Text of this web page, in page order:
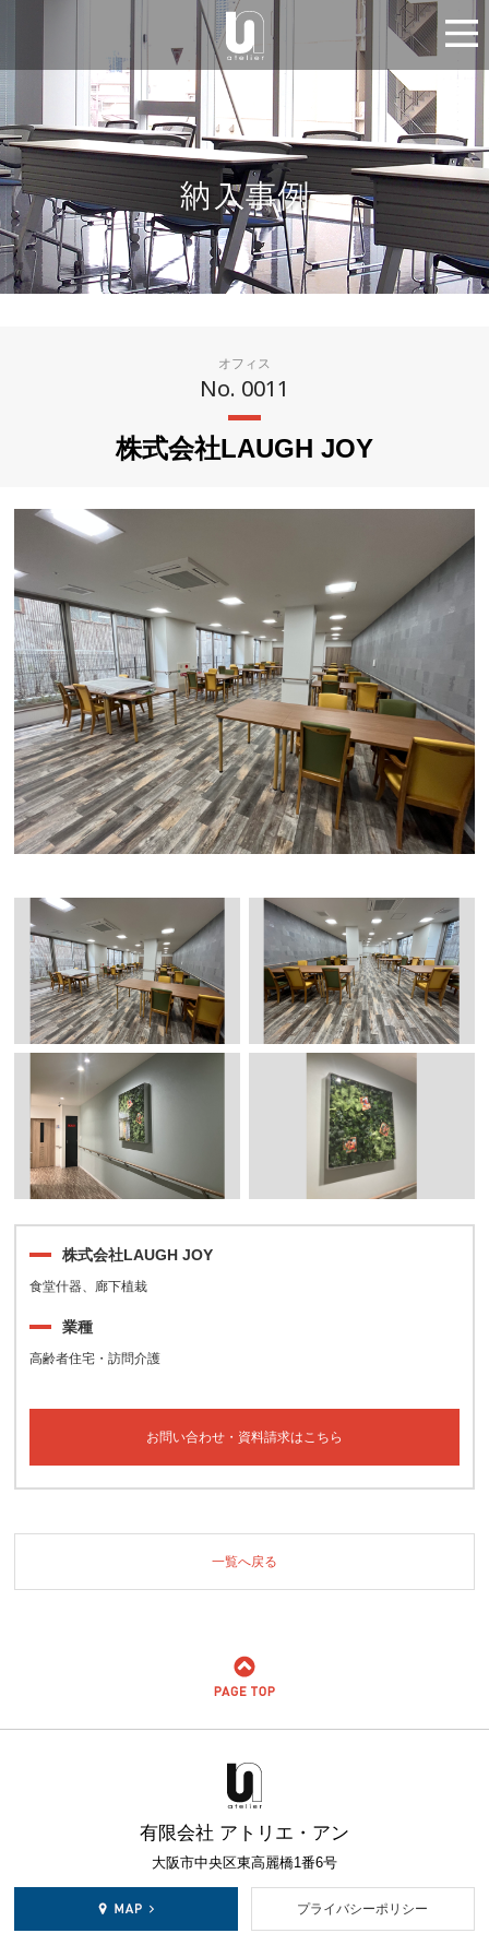
オフィス
No. 0011
株式会社LAUGH JOY
株式会社LAUGH JOY
食堂什器、廊下植栽
業種
高齢者住宅・訪問介護
お問い合わせ・資料請求はこちら
一覧へ戻る
有限会社 アトリエ・アン
大阪市中央区東高麗橋1番6号
プライバシーポリシー